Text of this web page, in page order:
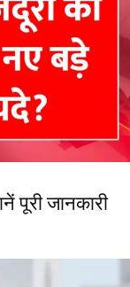
पूरी जानकारी